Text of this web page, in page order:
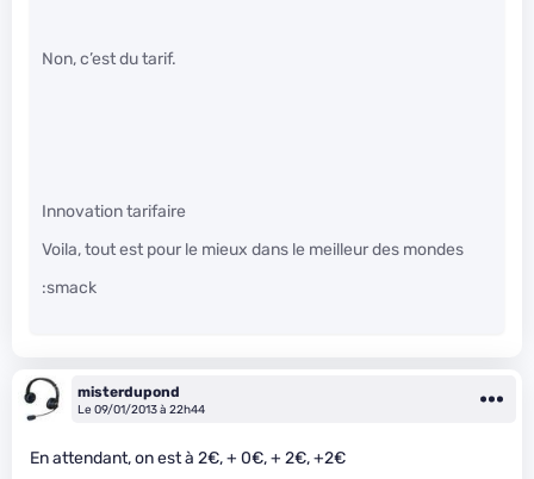
Non, c’est du tarif.
Innovation tarifaire
Voila, tout est pour le mieux dans le meilleur des mondes
:smack
misterdupond
Le 09/01/2013 à 22h44
En attendant, on est à 2€, + 0€, + 2€, +2€